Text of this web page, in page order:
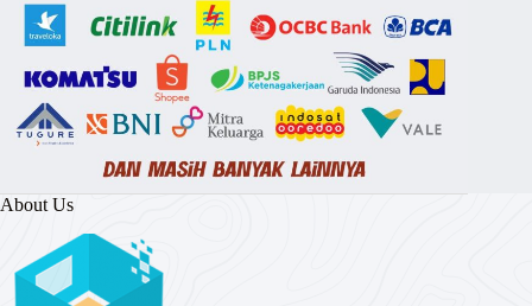
About Us